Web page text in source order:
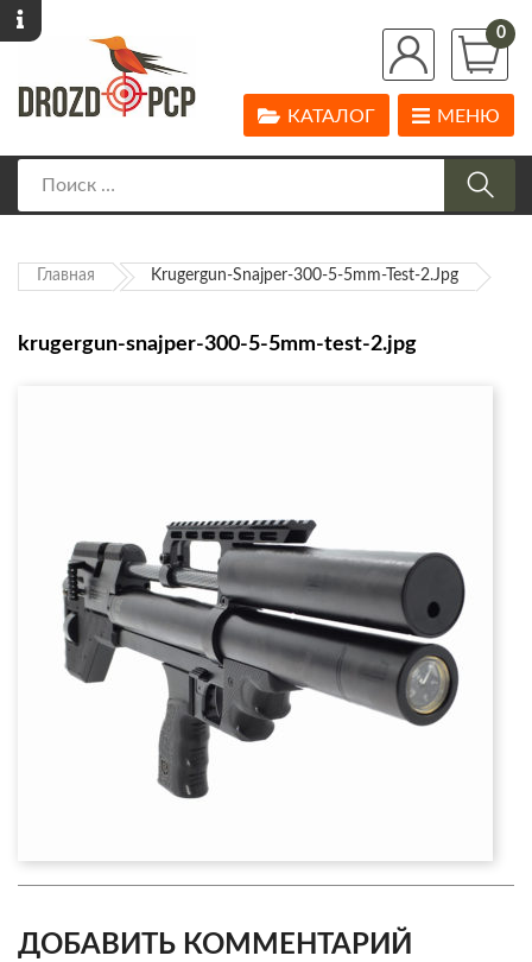
0
МЕНЮ
КАТАЛОГ
Главная Krugergun-Snajper-300-5-5mm-Test-2.jpg
krugergun-snajper-300-5-5mm-test-2.jpg
ДОБАВИТЬ КОММЕНТАРИЙ